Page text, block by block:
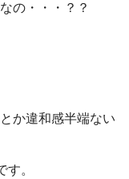
の・・・？？
か違和感半端ない
す。